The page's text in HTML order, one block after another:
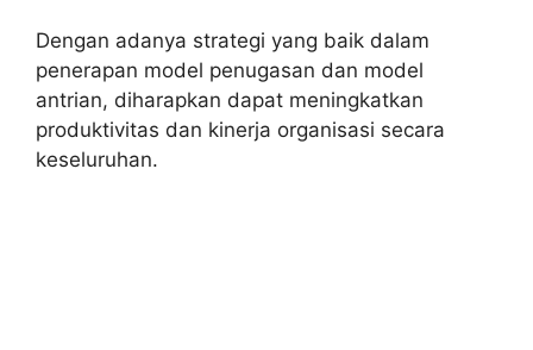
Dengan adanya strategi yang baik dalam
penerapan model penugasan dan model
antrian, diharapkan dapat meningkatkan
produktivitas dan kinerja organisasi secara
keseluruhan.